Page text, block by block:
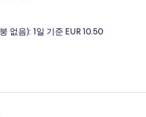
없음): 1일 기준 EUR 10.50